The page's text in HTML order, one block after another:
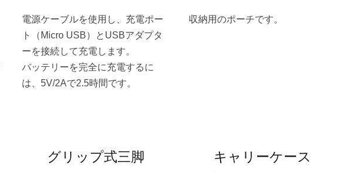
電源ケーブルを使用し、充電ポー
ト（Micro USB）とUSBアダプタ
ーを接続して充電します。
バッテリーを完全に充電するに
は、5V/2Aで2.5時間です。
収納用のポーチです。
グリップ式三脚 キャリーケース